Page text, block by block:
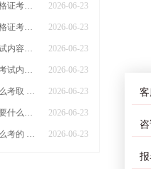
2026中职教师资格证考哪些 2026-06-23
2026中职教师资格证考啥科目 2026-06-23
2026中职教资考试内容有什么科目要求 2026-06-23
2026下中职教资考试内容有什么科目和内容 2026-06-23
幼儿资格证书怎么考取 需满足哪些条件 2026-06-23
幼儿证怎么考需要什么条件 2026-06-23
幼儿资格证书怎么考的 什么报名条件？ 2026-06-23